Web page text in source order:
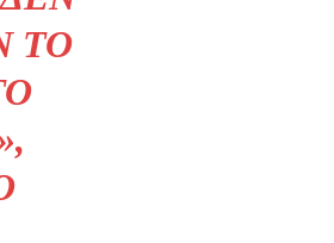
ΤΟ